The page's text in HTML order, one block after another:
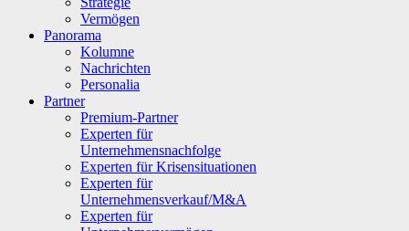
Vermögen
Panorama
Kolumne
Nachrichten
Personalia
Partner
Premium-Partner
Experten für
Unternehmensnachfolge
Experten für Krisensituationen
Experten für
Unternehmensverkauf/M&A
Experten für